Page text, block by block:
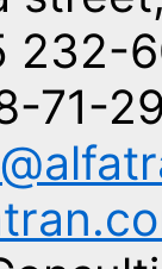
232-
71-